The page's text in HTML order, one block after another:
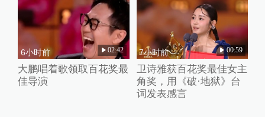
6小时前 02:42
大鹏唱着歌领取百花奖最
佳导演
7小时前 00:59
卫诗雅获百花奖最佳女主
角奖，用《破·地狱》台
词发表感言